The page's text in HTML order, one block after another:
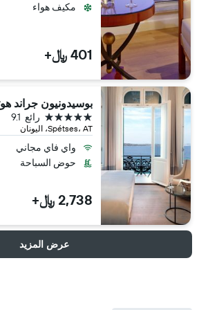
مكيف هواء
401 ﷼+
بوسيدونيون جراند
Spétses، AT، اليونان
9.1 رائع 5 نجوم
واي فاي مجاني
حوض السباحة
2,738 ﷼+
عرض المزيد